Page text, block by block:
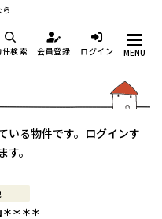
件検索 会員登録 ログイン MENU
いる物件です。ログインす
。
＊＊＊